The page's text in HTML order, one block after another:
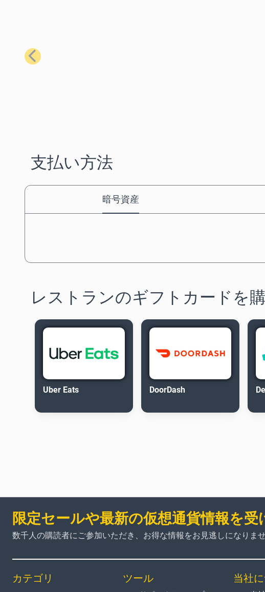
前へ
支払い方法
暗号資産
レストランのギフトカードを
Uber Eats DoorDash
限定セールや最新の仮想通貨情報を受
数千人の購読者にご参加いただき、お得な情報をお見逃しになりませ
カテゴリ ツール 当社